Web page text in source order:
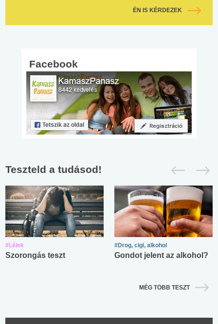
ÉN IS KÉRDEZEK
Facebook
Teszteld a tudásod!
#Lélek
Szorongás teszt
#Drog, cigi, alkohol
Gondot jelent az alkohol?
MÉG TÖBB TESZT